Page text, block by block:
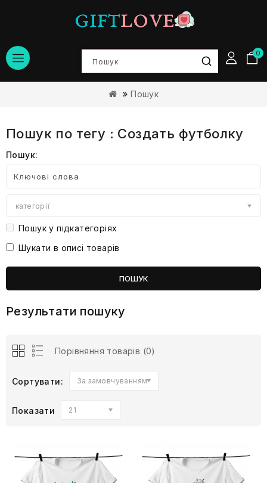
0
Пошук
Пошук по тегу : Создать футболку
Пошук:
категорії
Пошук у підкатегоріях
Шукати в описі товарів
Результати пошуку
Порівняння товарів (0)
Сортувати: За замовчуванням
Показати 21